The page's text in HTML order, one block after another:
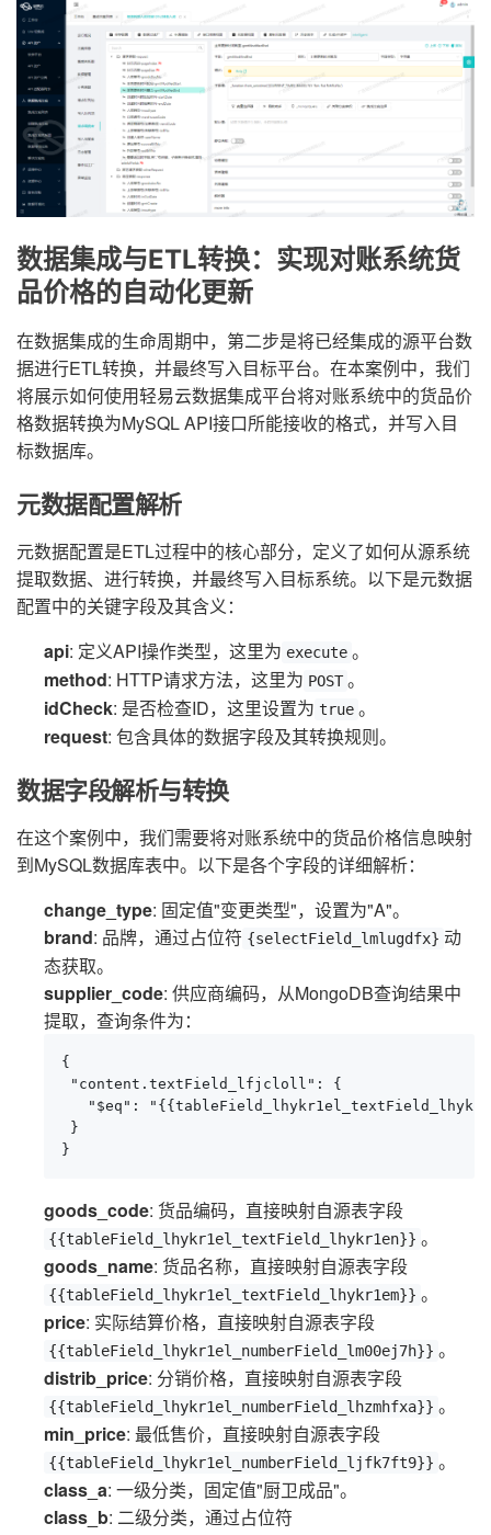
数据集成与ETL转换：实现对账系统货
品价格的自动化更新
在数据集成的生命周期中，第二步是将已经集成的源平台数
据进行ETL转换，并最终写入目标平台。在本案例中，我们
将展示如何使用轻易云数据集成平台将对账系统中的货品价
格数据转换为MySQL API接口所能接收的格式，并写入目
标数据库。
元数据配置解析
元数据配置是ETL过程中的核心部分，定义了如何从源系统
提取数据、进行转换，并最终写入目标系统。以下是元数据
配置中的关键字段及其含义：
api: 定义API操作类型，这里为 execute 。
method: HTTP请求方法，这里为 POST 。
idCheck: 是否检查ID，这里设置为 true 。
request: 包含具体的数据字段及其转换规则。
数据字段解析与转换
在这个案例中，我们需要将对账系统中的货品价格信息映射
到MySQL数据库表中。以下是各个字段的详细解析：
change_type: 固定值"变更类型"，设置为"A"。
brand: 品牌，通过占位符 {selectField_lmlugdfx} 动
态获取。
supplier_code: 供应商编码，从MongoDB查询结果中
提取，查询条件为：
{
"content.textField_lfjcloll": {
"$eq":
}
}
goods_code: 货品编码，直接映射自源表字段
{{tableField_lhykr1el_textField_lhykr1en}} 。
goods_name: 货品名称，直接映射自源表字段
{{tableField_lhykr1el_textField_lhykr1em}} 。
price: 实际结算价格，直接映射自源表字段
{{tableField_lhykr1el_numberField_lm00ej7h}} 。
distrib_price: 分销价格，直接映射自源表字段
{{tableField_lhykr1el_numberField_lhzmhfxa}} 。
min_price: 最低售价，直接映射自源表字段
{{tableField_lhykr1el_numberField_ljfk7ft9}} 。
class_a: 一级分类，固定值"厨卫成品"。
class_b: 二级分类，通过占位符